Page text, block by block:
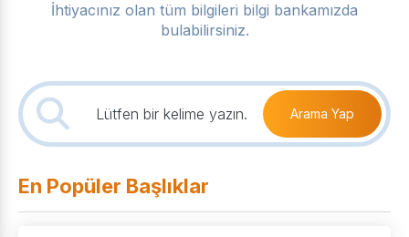
İhtiyacınız olan tüm bilgileri bilgi bankamızda
bulabilirsiniz.
Arama Yap
En Popüler Başlıklar